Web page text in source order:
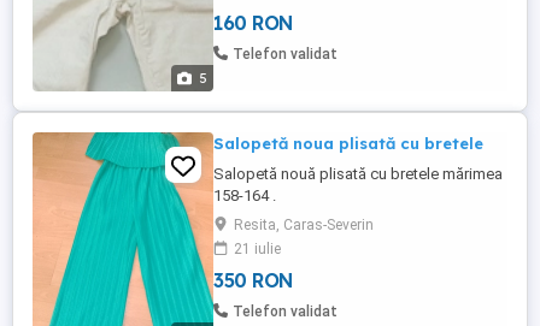
5
160 RON
Telefon validat
Salopetă noua plisată cu bretele
Salopetă nouă plisată cu bretele mărimea
158-164 .
Resita, Caras-Severin
21 iulie
350 RON
Telefon validat